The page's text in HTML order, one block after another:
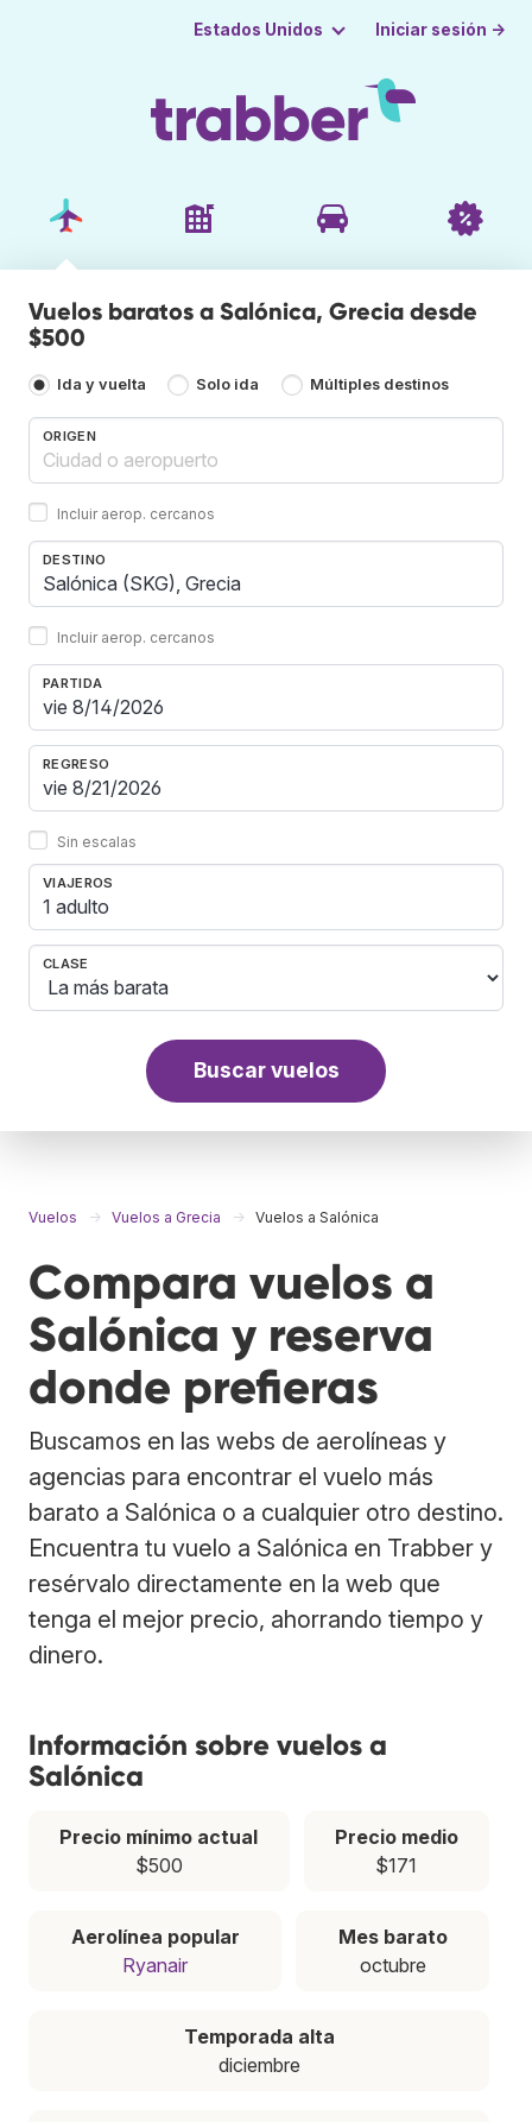
Estados Unidos Iniciar sesión →
Vuelos baratos a Salónica, Grecia desde
$500
Ida y vuelta Solo ida Múltiples destinos
ORIGEN
Incluir aerop. cercanos
DESTINO
Incluir aerop. cercanos
PARTIDA
REGRESO
Sin escalas
VIAJEROS
1 adulto
CLASE
Buscar vuelos
Vuelos Vuelos a Grecia Vuelos a Salónica
Compara vuelos a
Salónica y reserva
donde prefieras
Buscamos en las webs de aerolíneas y
agencias para encontrar el vuelo más
barato a Salónica o a cualquier otro destino.
Encuentra tu vuelo a Salónica en Trabber y
resérvalo directamente en la web que
tenga el mejor precio, ahorrando tiempo y
dinero.
Información sobre vuelos a
Salónica
Precio mínimo actual
$500
Precio medio
$171
Aerolínea popular
Ryanair
Mes barato
octubre
Temporada alta
diciembre